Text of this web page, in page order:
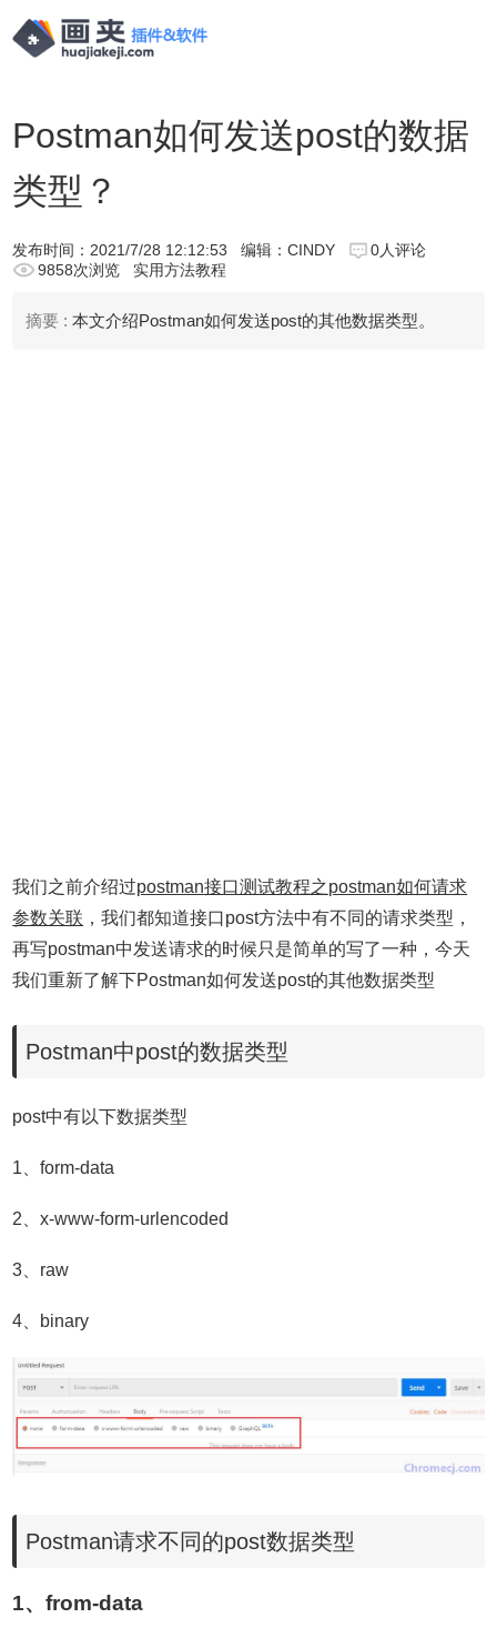
Postman如何发送post的数据
类型？
发布时间： 2021/7/28 12:12:53 编辑：CINDY
0人评论
9858次浏览
实用方法教程
摘要 : 本文介绍Postman如何发送post的其他数据类型。
我们之前介绍过postman接口测试教程之postman如何请求
参数关联 ，我们都知道接口post方法中有不同的请求类型，
再写postman中发送请求的时候只是简单的写了一种，今天
我们重新了解下Postman如何发送post的其他数据类型
Postman中post的数据类型
post中有以下数据类型
1、form-data
2、x-www-form-urlencoded
3、raw
4、binary
Postman请求不同的post数据类型
1、from-data